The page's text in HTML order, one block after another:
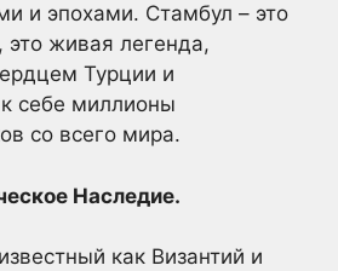
и эпохами. Стамбул – это
это живая легенда,
Турции и
себе миллионы
со всего мира.
Наследие.
как Византий и